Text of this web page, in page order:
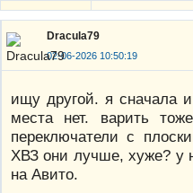
Dracula79
02-06-2026 10:50:19
ищу другой. я сначала
места нет. варить
переключатели с
ХВЗ они лучше, хуже? у
на Авито.